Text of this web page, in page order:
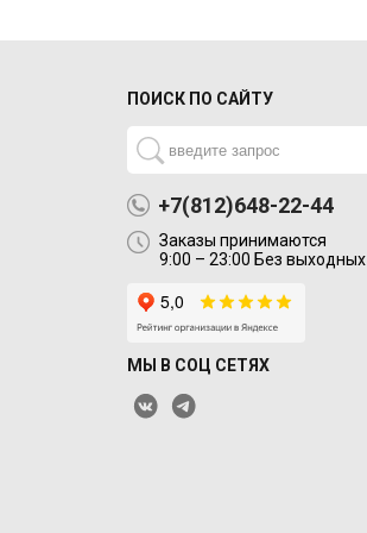
ПОИСК ПО САЙТУ
+7(812)648-22-44
Заказы принимаются
9:00 – 23:00 Без выходных
МЫ В СОЦ СЕТЯХ